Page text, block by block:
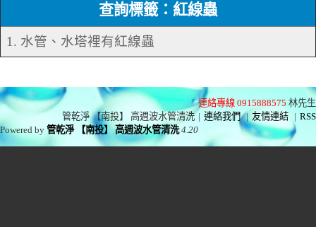
查詢標籤：紅線蟲
1. 水管、水塔裡有紅線蟲
連絡專線 0915888575 林先生
管乾淨 【南投】 高週波水管清洗 | 連絡我們 | 友情連結 | RSS
Powered by管乾淨 【南投】 高週波水管清洗 4.20